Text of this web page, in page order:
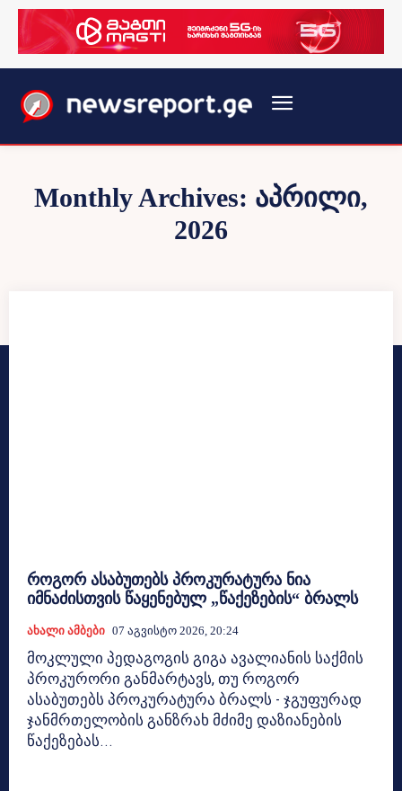
Monthly Archives: აპრილი,
2026
როგორ ასაბუთებს პროკურატურა ნია
იმნაძისთვის წაყენებულ „წაქეზების“ ბრალს
Ახალი Ამბები 07 Აგვისტო 2026, 20:24
მოკლული პედაგოგის გიგა ავალიანის საქმის
პროკურორი განმარტავს, თუ როგორ
ასაბუთებს პროკურატურა ბრალს - ჯგუფურად
ჯანმრთელობის განზრახ მძიმე დაზიანების
წაქეზებას...